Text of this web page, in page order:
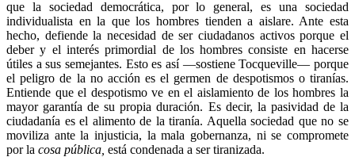
que la sociedad democrática, por lo general, es una sociedad
individualista en la que los hombres tienden a aislare. Ante esta
hecho, defiende la necesidad de ser ciudadanos activos porque el
deber y el interés primordial de los hombres consiste en hacerse
útiles a sus semejantes. Esto es así —sostiene Tocqueville— porque
el peligro de la no acción es el germen de despotismos o tiranías.
Entiende que el despotismo ve en el aislamiento de los hombres la
mayor garantía de su propia duración. Es decir, la pasividad de la
ciudadanía es el alimento de la tiranía. Aquella sociedad que no se
moviliza ante la injusticia, la mala gobernanza, ni se compromete
por la cosa pública, está condenada a ser tiranizada.